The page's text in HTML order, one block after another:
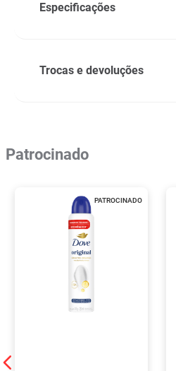
Especificações
Trocas e devoluções
Patrocinado
PATROCINADO